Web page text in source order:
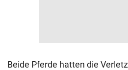
Beide Pferde hatten die